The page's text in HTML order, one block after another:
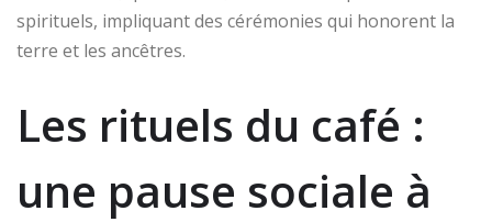
spirituels, impliquant des cérémonies qui honorent la
terre et les ancêtres.
Les rituels du café :
une pause sociale à